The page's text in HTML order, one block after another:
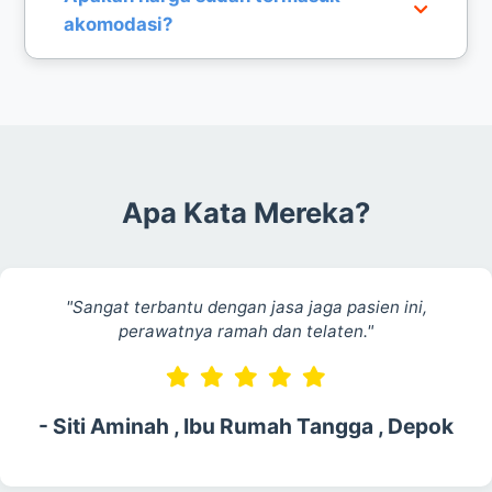
dirasa kurang sesuai dengan kebutuhan pasien.
akomodasi?
Apa Kata Mereka?
"Sangat terbantu dengan jasa jaga pasien ini,
perawatnya ramah dan telaten."
- Siti Aminah , Ibu Rumah Tangga , Depok